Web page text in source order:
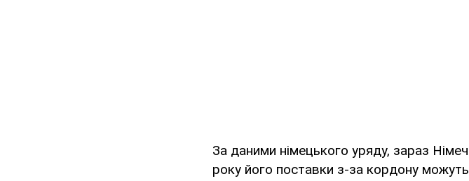
За даними німецького уряду, зараз
року його поставки з-за кордону